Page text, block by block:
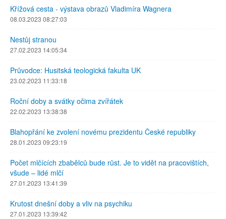
Křížová cesta - výstava obrazů Vladimíra Wagnera
08.03.2023 08:27:03
Nestůj stranou
27.02.2023 14:05:34
Průvodce: Husitská teologická fakulta UK
23.02.2023 11:33:18
Roční doby a svátky očima zvířátek
22.02.2023 13:38:38
Blahopřání ke zvolení novému prezidentu České republiky
28.01.2023 09:23:19
Počet mlčících zbabělců bude růst. Je to vidět na pracovištích,
všude – lidé mlčí
27.01.2023 13:41:39
Krutost dnešní doby a vliv na psychiku
27.01.2023 13:39:42